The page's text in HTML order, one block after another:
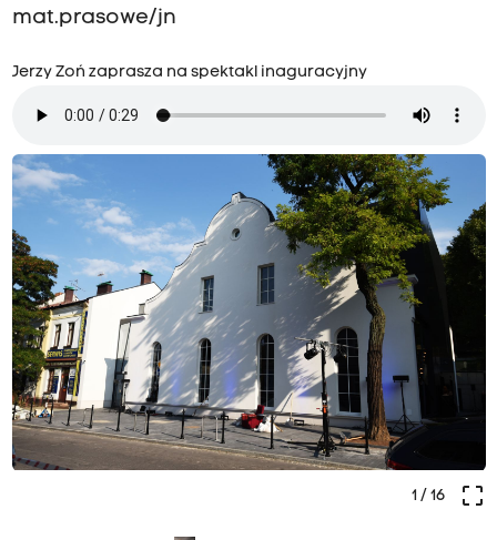
mat.prasowe/jn
Jerzy Zoń zaprasza na spektakl inaguracyjny
crop_free
1/ 16